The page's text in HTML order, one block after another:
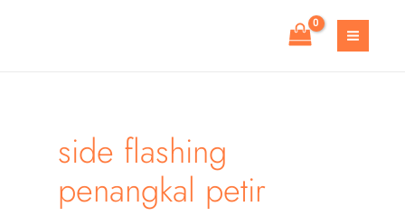
MAIN
side flashing
penangkal petir